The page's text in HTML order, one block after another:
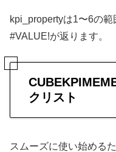
kpi_propertyは1〜6の
#VALUE!が返ります。
クリスト
スムーズに使い始める